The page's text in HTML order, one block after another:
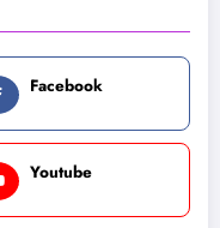
Facebook
Youtube